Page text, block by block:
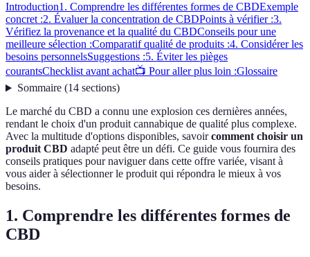
Introduction1. Comprendre les différentes formes de CBDExemple
concret :2. Évaluer la concentration de CBDPoints à vérifier :3.
Vérifiez la provenance et la qualité du CBDConseils pour une
meilleure sélection :Comparatif qualité de produits :4. Considérer les
besoins personnelsSuggestions :5. Éviter les pièges
courantsChecklist avant achat📺 Pour aller plus loin :Glossaire
Sommaire(14 sections)
Le marché du CBD a connu une explosion ces dernières années,
rendant le choix d'un produit cannabique de qualité plus complexe.
Avec la multitude d'options disponibles, savoircomment choisir un
produit CBD adapté peut être un défi. Ce guide vous fournira des
conseils pratiques pour naviguer dans cette offre variée, visant à
vous aider à sélectionner le produit qui répondra le mieux à vos
besoins.
1. Comprendre les différentes formes de
CBD